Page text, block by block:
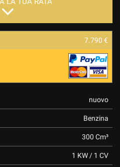
7.790 €
nuovo
Benzina
300 Cm³
1 KW / 1 CV